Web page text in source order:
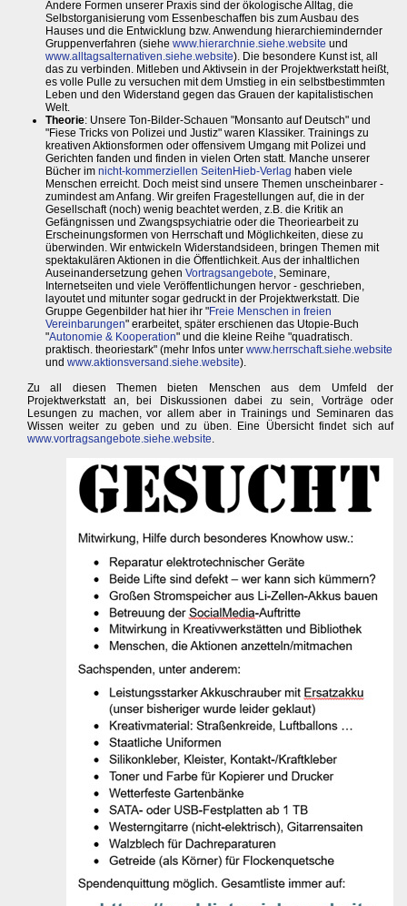
Andere Formen unserer Praxis sind der ökologische Alltag, die
Selbstorganisierung vom Essenbeschaffen bis zum Ausbau des
Hauses und die Entwicklung bzw. Anwendung hierarchiemindernder
Gruppenverfahren (siehe www.hierarchnie.siehe.website und
www.alltagsalternativen.siehe.website). Die besondere Kunst ist, all
das zu verbinden. Mitleben und Aktivsein in der Projektwerkstatt heißt,
es volle Pulle zu versuchen mit dem Umstieg in ein selbstbestimmten
Leben und den Widerstand gegen das Grauen der kapitalistischen
Welt.
Theorie: Unsere Ton-Bilder-Schauen "Monsanto auf Deutsch" und
"Fiese Tricks von Polizei und Justiz" waren Klassiker. Trainings zu
kreativen Aktionsformen oder offensivem Umgang mit Polizei und
Gerichten fanden und finden in vielen Orten statt. Manche unserer
Bücher im nicht-kommerziellen SeitenHieb-Verlag haben viele
Menschen erreicht. Doch meist sind unsere Themen unscheinbarer -
zumindest am Anfang. Wir greifen Fragestellungen auf, die in der
Gesellschaft (noch) wenig beachtet werden, z.B. die Kritik an
Gefängnissen und Zwangspsychiatrie oder die Theoriearbeit zu
Erscheinungsformen von Herrschaft und Möglichkeiten, diese zu
überwinden. Wir entwickeln Widerstandsideen, bringen Themen mit
spektakulären Aktionen in die Öffentlichkeit. Aus der inhaltlichen
Auseinandersetzung gehen Vortragsangebote, Seminare,
Internetseiten und viele Veröffentlichungen hervor - geschrieben,
layoutet und mitunter sogar gedruckt in der Projektwerkstatt. Die
Gruppe Gegenbilder hat hier ihr "Freie Menschen in freien
Vereinbarungen" erarbeitet, später erschienen das Utopie-Buch
"Autonomie & Kooperation" und die kleine Reihe "quadratisch.
praktisch. theoriestark" (mehr Infos unter www.herrschaft.siehe.website
und www.aktionsversand.siehe.website).
Zu all diesen Themen bieten Menschen aus dem Umfeld der
Projektwerkstatt an, bei Diskussionen dabei zu sein, Vorträge oder
Lesungen zu machen, vor allem aber in Trainings und Seminaren das
Wissen weiter zu geben und zu üben. Eine Übersicht findet sich auf
www.vortragsangebote.siehe.website.